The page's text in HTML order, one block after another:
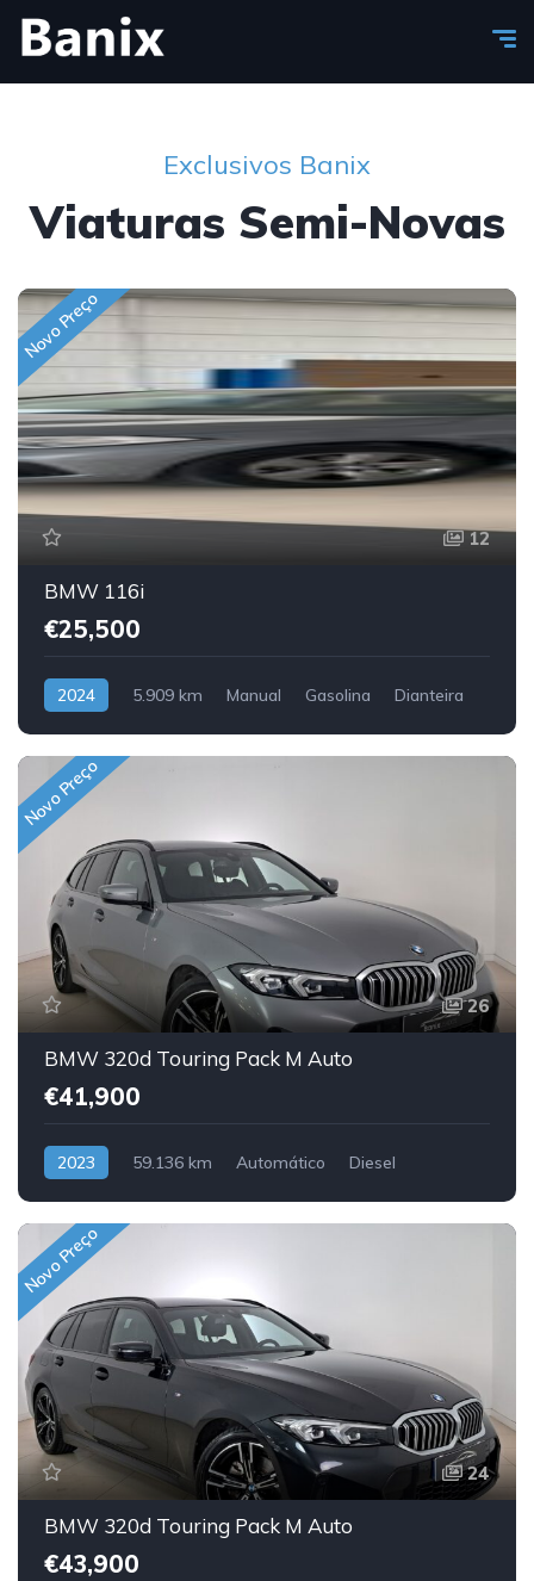
Exclusivos Banix
Viaturas Semi-Novas
Novo Preço
12
BMW 116i
€25,500
2024 5.909 km Manual Gasolina Dianteira
Novo Preço
26
BMW 320d Touring Pack M Auto
€41,900
2023 59.136 km Automático
Diesel
Novo Preço
24
BMW 320d Touring Pack M Auto
€43,900